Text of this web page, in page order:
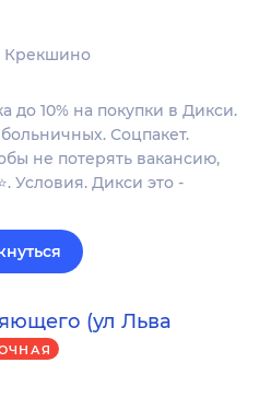
Крекшино
до 10% на покупки в Дикси.
Соцпакет.
не потерять вакансию,
Условия. Дикси это -
(ул Льва